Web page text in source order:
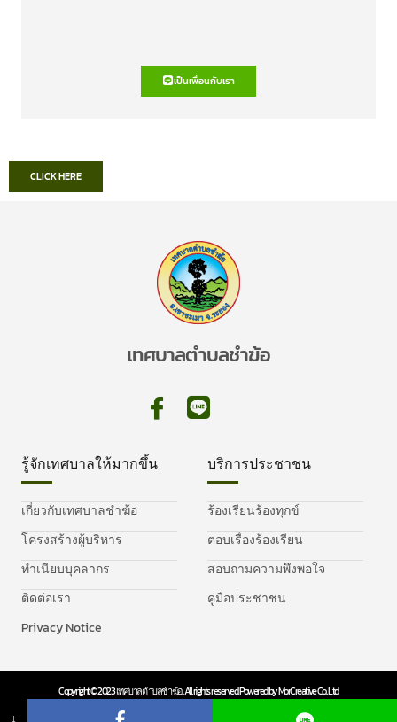
เป็นเพื่อนกับเรา
CLICK HERE
เทศบาลตำบลชำฆ้อ
รู้จักเทศบาลให้มากขึ้น
เกี่ยวกับเทศบาลชำฆ้อ
โครงสร้างผู้บริหาร
ทำเนียบบุคลากร
ติดต่อเรา
Privacy Notice
บริการประชาชน
ร้องเรียนร้องทุกข์
ตอบเรื่องร้องเรียน
สอบถามความพึงพอใจ
คู่มือประชาชน
Copyright © 2023 เทศบาลตำบลชำฆ้อ, All rights reserved. Powered by MorCreative Co., Ltd
↓